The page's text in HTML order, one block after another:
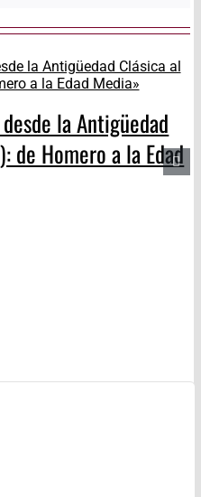
la Antigüedad
de Homero a la Edad